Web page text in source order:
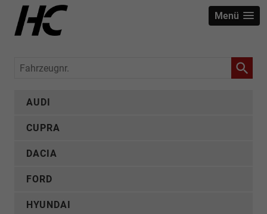
Menü
Fahrzeugnr.
AUDI
CUPRA
DACIA
FORD
HYUNDAI